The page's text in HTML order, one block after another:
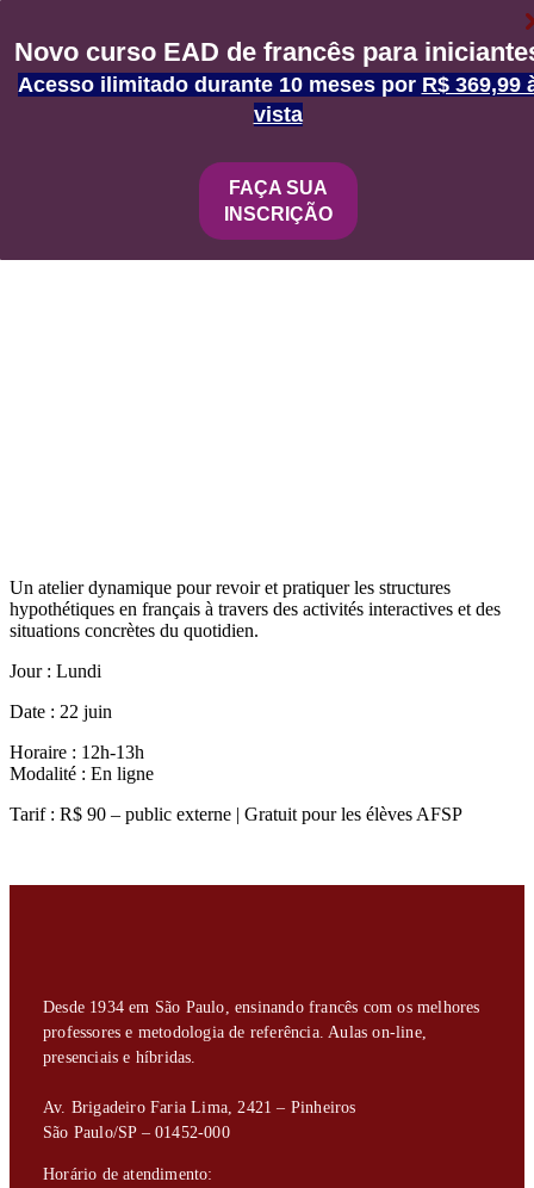
Novo curso EAD de francês para
Acesso ilimitado durante 10 meses por R$ 369,99
vista
FAÇA SUA
INSCRIÇÃO
Atelier Linguistique : Et si on révisait les
hypothèses en français ?
Un atelier dynamique pour revoir et pratiquer les structures
hypothétiques en français à travers des activités interactives et des
situations concrètes du quotidien.
Jour : Lundi
Date : 22 juin
Horaire : 12h-13h
Modalité : En ligne
Tarif : R$ 90 – public externe | Gratuit pour les élèves AFSP
Desde 1934 em São Paulo, ensinando francês com os melhores
professores e metodologia de referência. Aulas on-line,
presenciais e híbridas.
Av. Brigadeiro Faria Lima, 2421 – Pinheiros
São Paulo/SP – 01452-000
Horário de atendimento: